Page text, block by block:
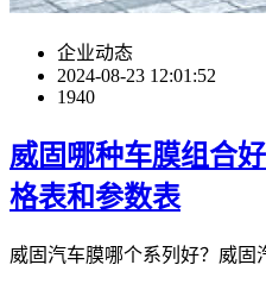
企业动态
2024-08-23 12:01:52
1940
威固哪种车膜组合
格表和参数表
威固汽车膜哪个系列好？威固